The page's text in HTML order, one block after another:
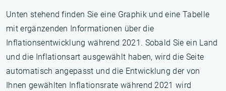
Unten stehend finden Sie eine Graphik und eine Tabelle
mit ergänzenden Informationen über die
Inflationsentwicklung während 2021. Sobald Sie ein Land
und die Inflationsart ausgewählt haben, wird die Seite
automatisch angepasst und die Entwicklung der von
Ihnen gewählten Inflationsrate während 2021 wird